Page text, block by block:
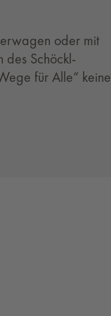
oder mit
des Schöckl-
für Alle“ keine